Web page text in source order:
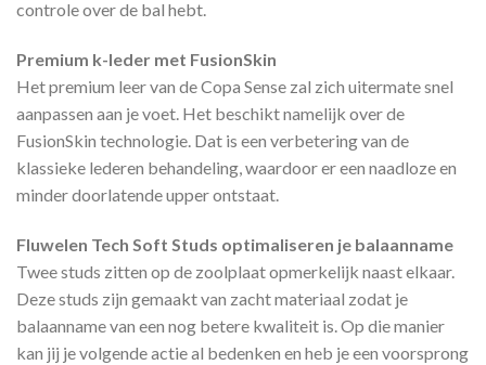
controle over de bal hebt.
Premium k-leder met FusionSkin
Het premium leer van de Copa Sense zal zich uitermate snel
aanpassen aan je voet. Het beschikt namelijk over de
FusionSkin technologie. Dat is een verbetering van de
klassieke lederen behandeling, waardoor er een naadloze en
minder doorlatende upper ontstaat.
Fluwelen Tech Soft Studs optimaliseren je balaanname
Twee studs zitten op de zoolplaat opmerkelijk naast elkaar.
Deze studs zijn gemaakt van zacht materiaal zodat je
balaanname van een nog betere kwaliteit is. Op die manier
kan jij je volgende actie al bedenken en heb je een voorsprong